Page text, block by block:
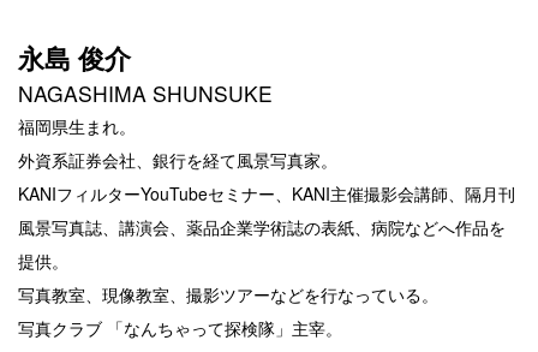
永島 俊介
NAGASHIMA SHUNSUKE
福岡県生まれ。
外資系証券会社、銀行を経て風景写真家。
KANIフィルターYouTubeセミナー、KANI主催撮影会講師、隔月刊
風景写真誌、講演会、薬品企業学術誌の表紙、病院などへ作品を
提供。
写真教室、現像教室、撮影ツアーなどを行なっている。
写真クラブ 「なんちゃって探検隊」主宰。